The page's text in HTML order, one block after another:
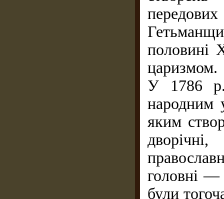
половині
царизмом.
У 1786 р.
народним
яким
головні —
були